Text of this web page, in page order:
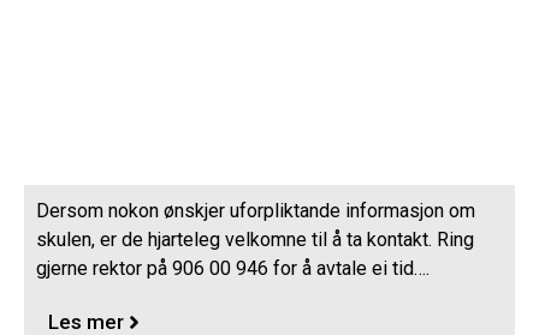
Dersom nokon ønskjer uforpliktande informasjon om
skulen, er de hjarteleg velkomne til å ta kontakt. Ring
gjerne rektor på 906 00 946 for å avtale ei tid….
Les mer